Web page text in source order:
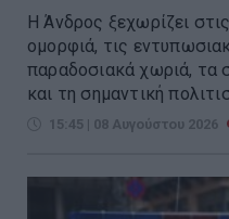
Η Άνδρος ξεχωρίζει
ομορφιά, τις
παραδοσιακά χωριά, τα
και τη σημαντική
15:45 | 08 Αυγούστου 2026